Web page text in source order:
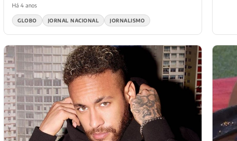
Há 4 anos
GLOBO JORNAL NACIONAL JORNALISMO